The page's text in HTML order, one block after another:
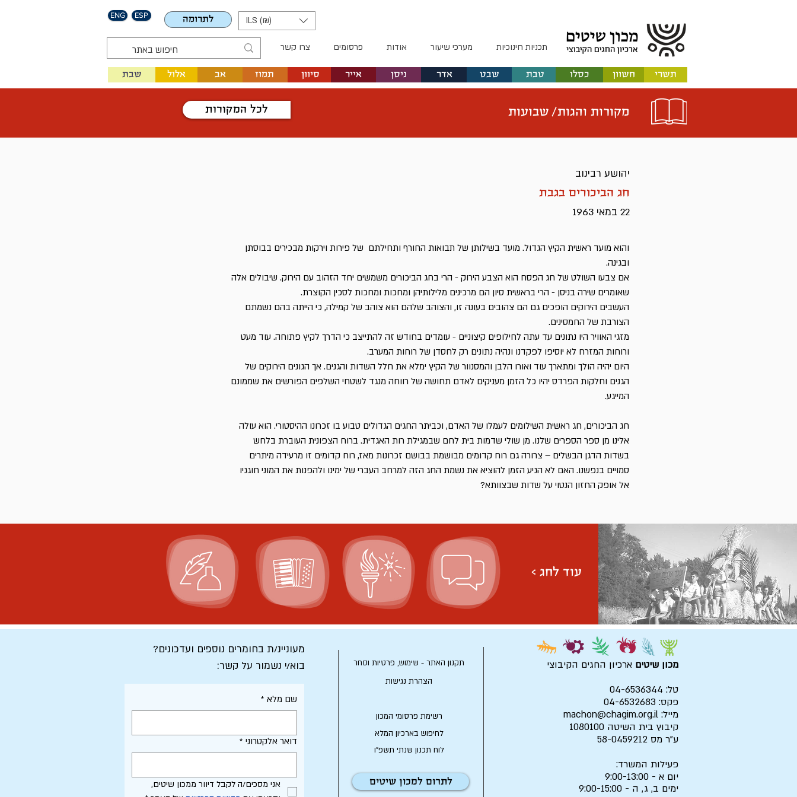
ENG ESP לתרומה ILS (₪)
תכניות חינוכיות מערכי שיעור אודות פרסומים צרו קשר
אלול שבת תמוז אב ניסן סיוון אדר טבת שבט חשוון תשרי כסלו אייר
לכל המקורות שבועות מקורות והגות/
יהושע רבינוב
חג הביכורים בגבת
22 במאי 1963
והוא מועד ראשית הקיץ הגדול. מועד בשילותן של תבואות החורף ותחילתם של פירות וירקות מבכירים בבוסתן
ובגינה.
אם צבעו השולט של חג הפסח הוא הצבע הירוק - הרי בחג הביכורים משמשים יחד הזהוב עם הירוק. שיבולים אלה
שאומרים שירה בניסן - הרי בראשית סיון הם מרכינים מלילותיהן ומחכות ומחכות לסכין הקוצרת.
העשבים הירוקים הופכים גם הם צהובים בעונה זו, והצוהב שלהם הוא צוהב של קמילה, כי הייתה בהם נשמתם
הצורבת של החמסינים.
מזגי האוויר היו נתונים עד עתה לחילופים קיצוניים - עומדים בחודש זה להתייצב כי הדרך לקיץ פתוחה. עוד מעט
ורוחות המזרח לא יוסיפו לפקדנו ונהיה נתונים רק לחסדן של רוחות המערב.
היום יהיה הולך ומתארך עוד ואורו הלבן והמסנוור של הקיץ ימלא את חלל השדות והגנים. אך הגונים הירוקים של
הגנים וחלקות הפרדס יהיו כל הזמן מעניקים לאדם תחושה של רווחה מנגד לשטחי השלפים הפורשים את שממונם
המייגע.
חג הביכורים, חג ראשית השילומים לעמלו של האדם, וכביתר החגים הגדולים טבוע בו זכרונו ההיסטורי. הוא עולה
אלינו מן ספר הספרים שלנו. מן שולי שדמות בית לחם שבמגילת רות האגדית. ברוח הצפונית העוברת בלחש
בשדות הדגן הבשלים – צרורה גם רוח קדומים מבושמת בבושם זכרונות מאז, רוח קדומים זו מרעידה מיתרים
סמויים בנפשנו. האם לא הגיע הזמן להוציא את נשמת החג הזה למרחב העברי של ימינו ולהפנות את המוני חוגגיו
אל אופק החזון הנטוי על שדות שבצוותא?
עוד לחג >
מעוניינ/ת בחומרים נוספים ועדכונים?
בוא/י נשמור על קשר:
שם מלא *
דואר אלקטרוני *
תקנון האתר - שימוש, פרטיות וסחר
הצהרת נגישות
רשימת פרסומי המכון
לחיפוש בארכיון המלא
לוח תכנון שנתי תשפ"ו
לתרום למכון שיטים
מכון שיטים ארכיון החגים הקיבוצי
טל: 04-6536344
פקס: 04-6532683
מייל: machon@chagim.org.il
קיבוץ בית השיטה 1080100
ע"ר מס 58-0459212
פעילות המשרד:
יום א - 9:00-13:00
ימים ב, ג, ה - 9:00-15:00